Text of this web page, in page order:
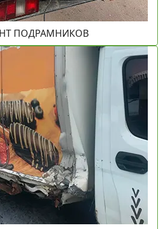
ПОДРАМНИКОВ